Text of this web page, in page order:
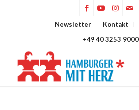
Newsletter Kontakt
+49 40 3253 9000